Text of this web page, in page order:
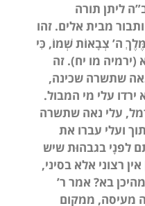
ליתן תורה
מבית אלים. זהו
ה’ צְבָאוֹת שְׁמוֹ, כִּי
(ירמיה מו יח). זה
שתשרה שכינה,
עלי מי המבול.
עלי נאה שתשרה
ועלי עברו את
לפנָי בגבהוּת שיש
רצוני אלא בסיני,
בא? אמר ר’
מעיסה, ממקום